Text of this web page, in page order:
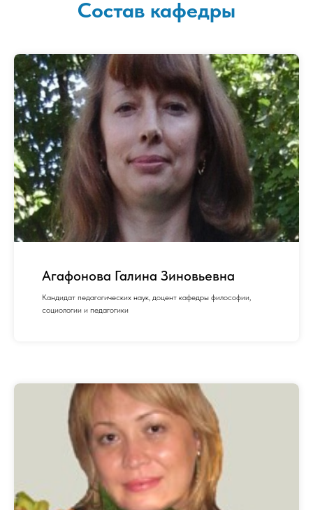
Состав кафедры
Агафонова Галина Зиновьевна
Кандидат педагогических наук, доцент кафедры философии,
социологии и педагогики